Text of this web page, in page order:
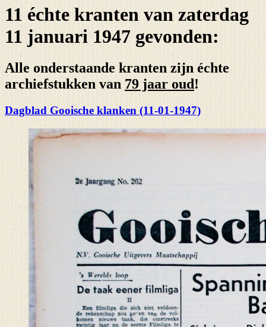
11 échte kranten van zaterdag
11 januari 1947 gevonden:
Alle onderstaande kranten zijn échte
archiefstukken van 79 jaar oud !
Dagblad Gooische klanken (11-01-1947)